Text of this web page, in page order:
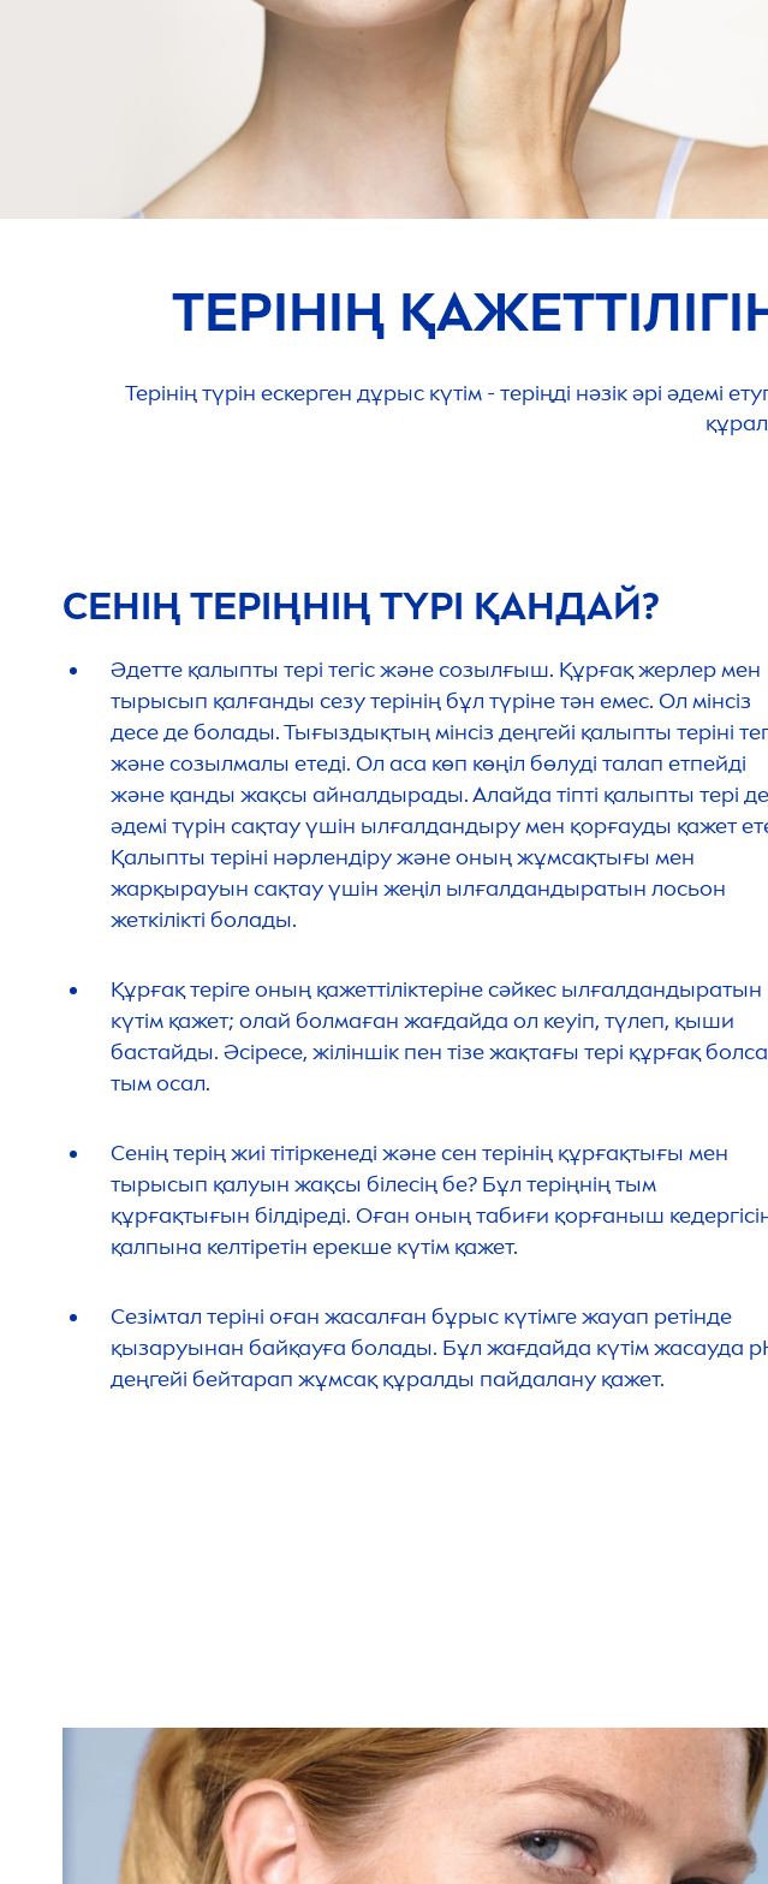
ТЕРІНІҢ
Терінің түрін ескерген дұрыс күтім - теріңді нәзік әрі әдемі
СЕНІҢ ТЕРІҢНІҢ ТҮРІ ҚАНДАЙ?
Әдетте қалыпты тері тегіс және созылғыш. Құрғақ жерлер мен
тырысып қалғанды сезу терінің бұл түріне тән емес. Ол мінсіз
десе де болады. Тығыздықтың мінсіз деңгейі қалыпты теріні
және созылмалы етеді. Ол аса көп көңіл бөлуді талап етпейді
және қанды жақсы айналдырады. Алайда тіпті қалыпты тері де
әдемі түрін сақтау үшін ылғалдандыру мен қорғауды қажет
Қалыпты теріні нәрлендіру және оның жұмсақтығы мен
жарқырауын сақтау үшін жеңіл ылғалдандыратын лосьон
жеткілікті болады.
Құрғақ теріге оның қажеттіліктеріне сәйкес ылғалдандыратын
күтім қажет; олай болмаған жағдайда ол кеуіп, түлеп, қыши
бастайды. Әсіресе, жіліншік пен тізе жақтағы тері құрғақ
тым осал.
Сенің терің жиі тітіркенеді және сен терінің құрғақтығы мен
тырысып қалуын жақсы білесің бе? Бұл теріңнің тым
құрғақтығын білдіреді. Оған оның табиғи қорғаныш
қалпына келтіретін ерекше күтім қажет.
Сезімтал теріні оған жасалған бұрыс күтімге жауап ретінде
қызаруынан байқауға болады. Бұл жағдайда күтім жасауда
деңгейі бейтарап жұмсақ құралды пайдалану қажет.